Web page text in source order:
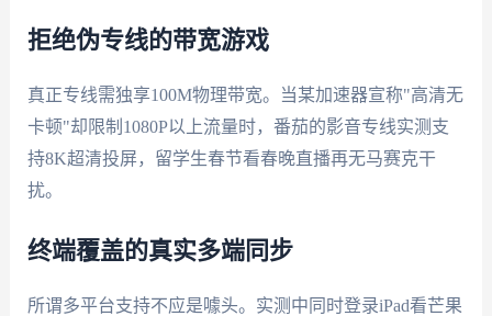
拒绝伪专线的带宽游戏
真正专线需独享100M物理带宽。当某加速器宣称"高清无
卡顿"却限制1080P以上流量时，番茄的影音专线实测支
持8K超清投屏，留学生春节看春晚直播再无马赛克干
扰。
终端覆盖的真实多端同步
所谓多平台支持不应是噱头。实测中同时登录iPad看芒果